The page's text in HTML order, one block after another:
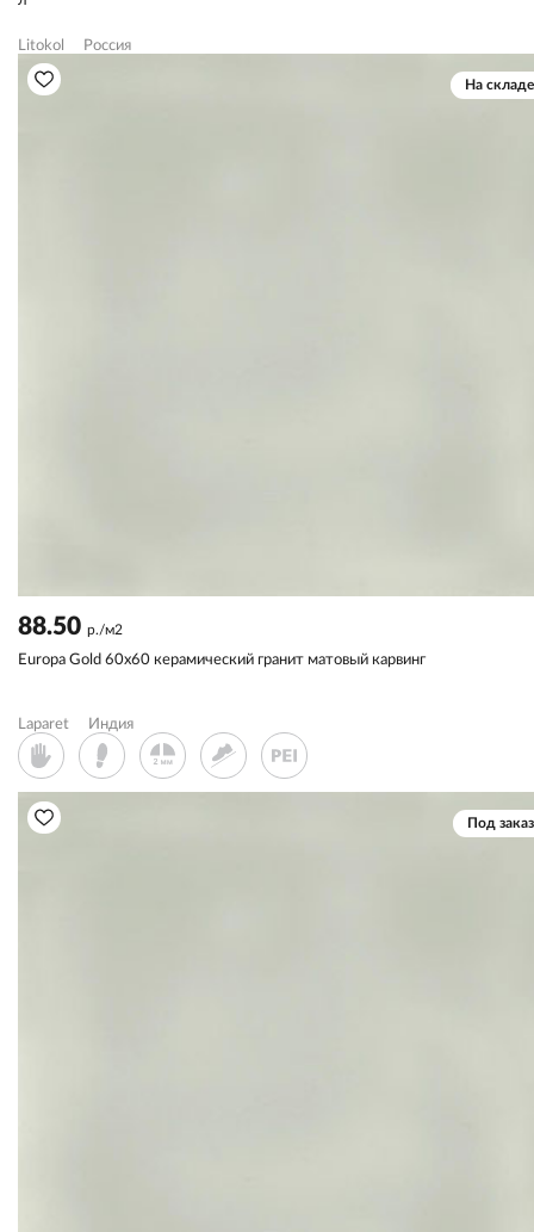
Litokol Россия
На складе
88.50 р./м2
Europa Gold 60x60 керамический гранит матовый карвинг
Laparet Индия
Под заказ